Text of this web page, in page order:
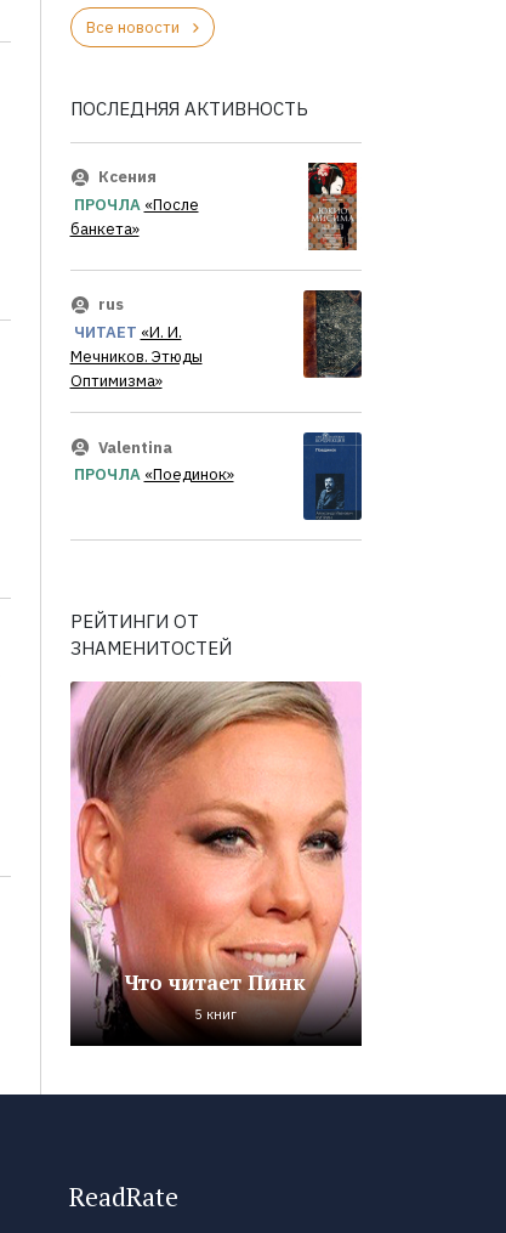
Все новости
ПОСЛЕДНЯЯ АКТИВНОСТЬ
Ксения
ПРОЧЛА «После
банкета»
rus
ЧИТАЕТ «И. И.
Мечников. Этюды
Оптимизма»
Valentina
ПРОЧЛА «Поединок»
РЕЙТИНГИ ОТ
ЗНАМЕНИТОСТЕЙ
Что читает Пинк
5 книг
ReadRate